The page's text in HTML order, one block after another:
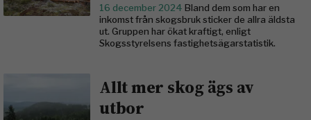
16 december 2024 Bland dem som har en
inkomst från skogsbruk sticker de allra äldsta
ut. Gruppen har ökat kraftigt, enligt
Skogsstyrelsens fastighetsägarstatistik.
Allt mer skog ägs av
utbor